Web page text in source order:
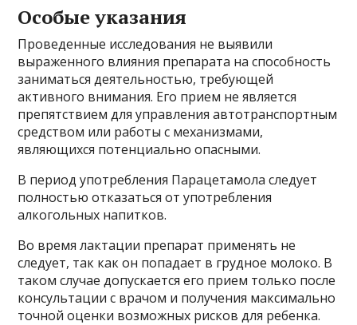
Особые указания
Проведенные исследования не выявили
выраженного влияния препарата на способность
заниматься деятельностью, требующей
активного внимания. Его прием не является
препятствием для управления автотранспортным
средством или работы с механизмами,
являющихся потенциально опасными.
В период употребления Парацетамола следует
полностью отказаться от употребления
алкогольных напитков.
Во время лактации препарат применять не
следует, так как он попадает в грудное молоко. В
таком случае допускается его прием только после
консультации с врачом и получения максимально
точной оценки возможных рисков для ребенка.